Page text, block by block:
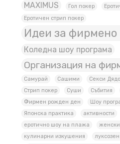
MAXIMUS Гол покер
Еротичен стрип покер
Идеи за фирмено
Коледна шоу програма
Организация на
Самурай Сашими Секси
Стрип покер
Суши Събития
Фирмен рожден ден
Шоу
Японска практика
активности
еротично шоу на плажа
женски
кулинарни изкушения